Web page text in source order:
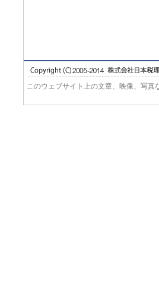
このウェブサイト上の文章、映像、写